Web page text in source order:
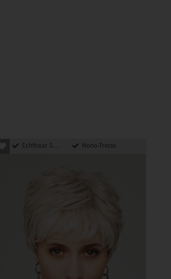
Echthaar Synthetik Mix Mono-Tresse